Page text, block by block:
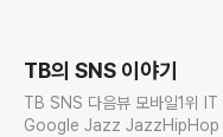
TB의 SNS 이야기
TB SNS 다음뷰 모바일1위
Google Jazz JazzHipHop